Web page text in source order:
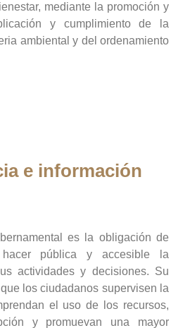
mediante la promoción y
y cumplimiento de la
ambiental y del ordenamiento
e información
es la obligación de
pública y accesible la
actividades y decisiones. Su
los ciudadanos supervisen la
el uso de los recursos,
y promuevan una mayor